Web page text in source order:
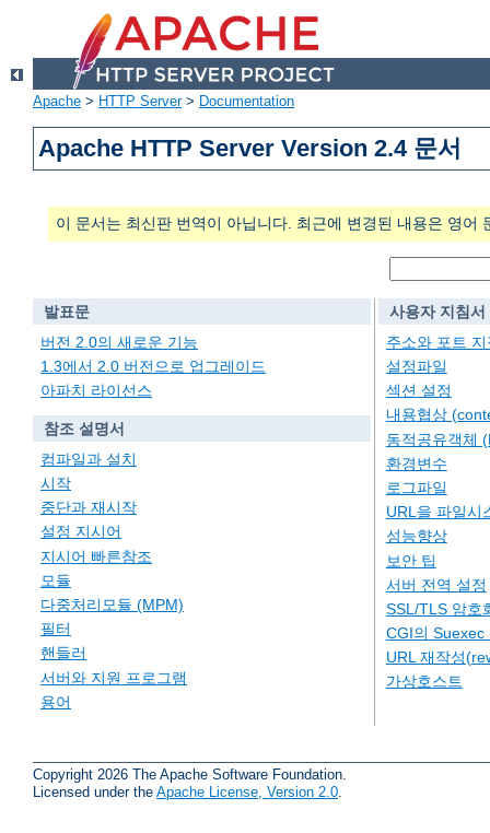
Apache > HTTP Server> Documentation
Apache HTTP Server Version 2.4 문서
이 문서는 최신판 번역이 아닙니다. 최근에 변경된 내용은 영어
발표문
버전 2.0의 새로운 기능
1.3에서 2.0 버전으로 업그레이드
아파치 라이선스
참조 설명서
컴파일과 설치
시작
중단과 재시작
설정 지시어
지시어 빠른참조
모듈
다중처리모듈 (MPM)
필터
핸들러
서버와 지원 프로그램
용어
사용자 지침서
주소와 포트 지
설정파일
섹션 설정
내용협상
동적공유객체
환경변수
로그파일
URL을 파일시
성능향상
보안 팁
서버 전역 설정
SSL/TLS 암호
CGI의 Suexec
URL 재작성
가상호스트
Copyright 2026 The Apache Software Foundation.
Licensed under the Apache License, Version 2.0